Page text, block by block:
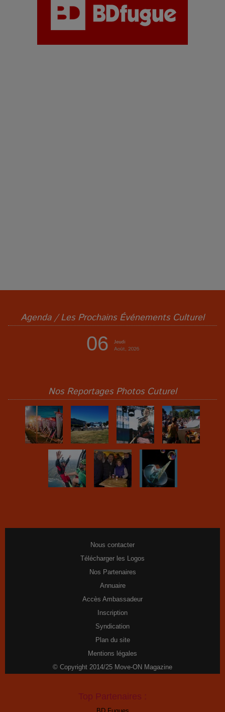
Agenda / Les Prochains Événements Culturel
06
Jeudi
Août, 2026
Nos Reportages Photos Cuturel
Nous contacter
Télécharger les Logos
Nos Partenaires
Annuaire
Accès Ambassadeur
Inscription
Syndication
Plan du site
Mentions légales
© Copyright 2014/25 Move-ON Magazine